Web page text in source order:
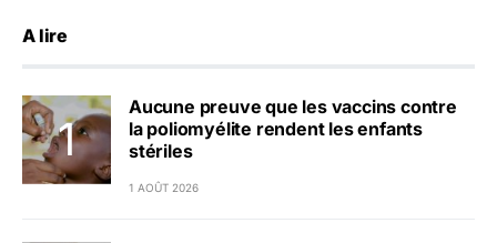
A lire
Aucune preuve que les vaccins contre
la poliomyélite rendent les enfants
stériles
1 AOÛT 2026